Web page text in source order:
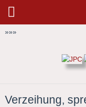
»»»
Verzeihung,